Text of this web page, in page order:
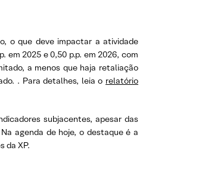
o que deve impactar a atividade
em 2025 e 0,50 p.p. em 2026, com
a menos que haja retaliação
. Para detalhes, leia o relatório
subjacentes, apesar das
agenda de hoje, o destaque é a
da XP.